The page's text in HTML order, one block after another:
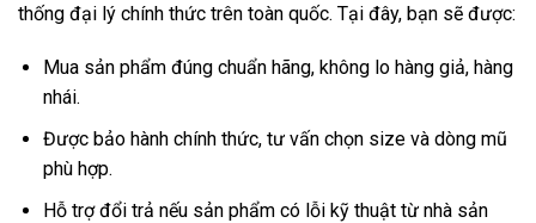
thống đại lý chính thức trên toàn quốc. Tại đây, bạn sẽ được:
Mua sản phẩm đúng chuẩn hãng, không lo hàng giả, hàng
nhái.
Được bảo hành chính thức, tư vấn chọn size và dòng mũ
phù hợp.
Hỗ trợ đổi trả nếu sản phẩm có lỗi kỹ thuật từ nhà sản